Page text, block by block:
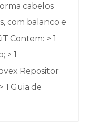
cabelos
com balanco e
Contem: > 1
> 1
Repositor
1 Guia de